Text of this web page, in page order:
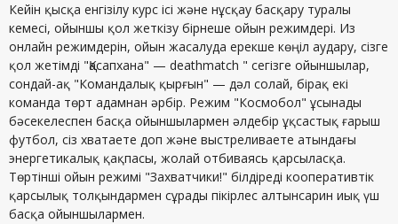
Кейін қысқа енгізілу курс ісі және нұсқау басқару туралы
кемесі, ойыншы қол жеткізу бірнеше ойын режимдері. Из
онлайн режимдерін, ойын жасалуда ерекше көңіл аудару, сізге
қол жетімді "Қасапхана" — deathmatch " сегізге ойыншылар,
сондай-ақ "Командалық қырғын" — дәл солай, бірақ екі
команда төрт адамнан әрбір. Режим "Космобол" ұсынады
бәсекелеспен басқа ойыншылармен әлдебір ұқсастық ғарыш
футбол, сіз хватаете доп және выстреливаете атындағы
энергетикалық қақпасы, жолай отбиваясь қарсыласқа.
Төртінші ойын режимі "Захватчики!" білдіреді кооперативтік
қарсылық толқындармен сұрады пікірлес алтынсарин иық үш
басқа ойыншылармен.